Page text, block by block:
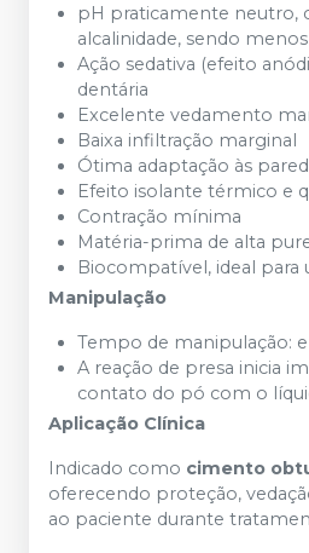
pH praticamente neutro,
alcalinidade, sendo
Ação sedativa (efeito
dentária
Excelente vedamento
Baixa infiltração marginal
Ótima adaptação às
Efeito isolante térmico e
Contração mínima
Matéria-prima de alta
Biocompatível, ideal para
Manipulação
Tempo de manipulação:
A reação de presa inicia
contato do pó com o
Aplicação Clínica
Indicado como cimento
oferecendo proteção,
ao paciente durante